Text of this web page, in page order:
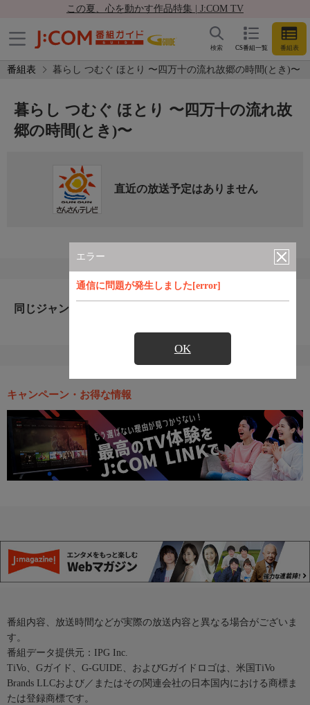
この夏、心を動かす作品特集 | J:COM TV
CS番組一覧 番組表
検索
番組表 暮らし つむぐ ほとり 〜四万十の流れ故郷の時間(とき)〜
エラー
通信に問題が発生しました[error]
OK
暮らし つむぐ ほとり 〜四万十の流れ故
郷の時間(とき)〜
直近の放送予定はありません
同じジャンルのおすすめ番組
キャンペーン・お得な情報
番組内容、放送時間などが実際の放送内容と異なる場合がございま
す。
番組データ提供元：IPG Inc.
TiVo、Gガイド、G-GUIDE、およびGガイドロゴは、米国TiVo
Brands LLCおよび／またはその関連会社の日本国内における商標ま
たは登録商標です。